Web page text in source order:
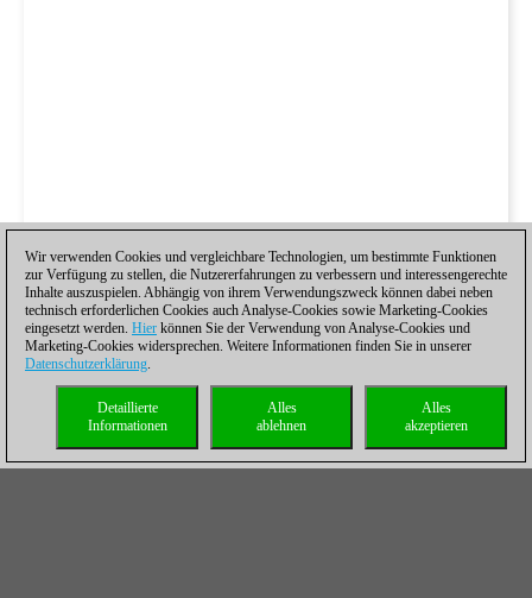
Wir verwenden Cookies und vergleichbare Technologien, um bestimmte Funktionen
zur Verfügung zu stellen, die Nutzererfahrungen zu verbessern und interessengerechte
Inhalte auszuspielen. Abhängig von ihrem Verwendungszweck können dabei neben
technisch erforderlichen Cookies auch Analyse-Cookies sowie Marketing-Cookies
eingesetzt werden. Hier können Sie der Verwendung von Analyse-Cookies und
Marketing-Cookies widersprechen. Weitere Informationen finden Sie in unserer
Datenschutzerklärung.
Alles
akzeptieren
Alles
ablehnen
Detaillierte
Informationen